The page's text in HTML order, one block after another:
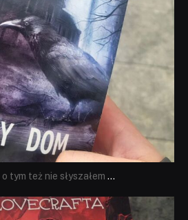
tym też nie słyszałem ...
dobryhorror